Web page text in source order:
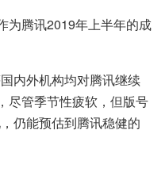
为腾讯2019年上半年的成
内外机构均对腾讯继续
尽管季节性疲软，但版号
仍能预估到腾讯稳健的